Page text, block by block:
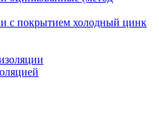
с покрытием холодный цинк